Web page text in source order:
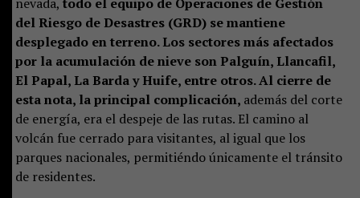
nevada, todo el equipo de Operaciones de Gestión
del Riesgo de Desastres (GRD) se mantiene
desplegado en terreno. Los sectores más afectados
por la acumulación de nieve son Palguín, Llancafil,
El Papal, La Barda y Huife, entre otros. Al cierre de
esta nota, la principal complicación, además del corte
de energía, era el despeje de las rutas. El camino al
volcán fue cerrado para visitantes, al igual que los
parques nacionales, permitiéndo únicamente el tránsito
de residentes.